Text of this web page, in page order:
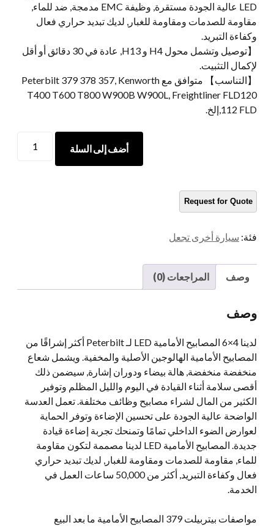
LED عالية الجودة مستقرة, وظيفة EMC مدمجة, ضد للماء,
مقاومة للصدمات ومقاومة للغبار, لديك تبديد حراري فعال
وكفاءة التبريد.
【توصيل وتشمل محول H4 و H13, عادة في 30 دقائق أو أقل
لإكمال التثبيت.
【التناسب】 متوافق مع Peterbilt 379 378 357, Kenworth
T400 T600 T800 W900B W900L, Freightliner FLD120
112 FLD,إلخ.
الأمامية
بعد
البيع
كمية
أضف إلى السلة
فئة: سيارة أخرى تجعل
وصف المراجعات (0)
وصف
لدينا 4×6 المصابيح الأمامية LED لـ Peterbilt أكثر إشراقًا من
المصابيح الأمامية الهالوجين الأصلية والمخفية. ويشمل شعاع
منخفضة منخفضة, هالة بيضاء ودوران إشارة, سيضمن ذلك
أقصى سلامة أثناء القيادة في اليوم والليل المظلم وتوفير
الكثير من المال لشراء مصابيح وظائف مختلفة. تعمل العدسة
الواضحة عالية الجودة على تحسين الإضاءة وتوفر الحماية
لعوارض الضوء الداخلي تمامًا وتمنحك تجربة إضاءة قيادة
جديدة. المصابيح الأمامية LED لدينا مصممة لتكون مقاومة
للماء, مقاومة للصدمات ومقاومة للغبار, لديك تبديد حراري
فعال وكفاءة التبريد, أكثر من 50,000 ساعات العمل في
الخدمة.
مواصفات بيتربيلت 379 المصابيح الأمامية ما بعد البيع